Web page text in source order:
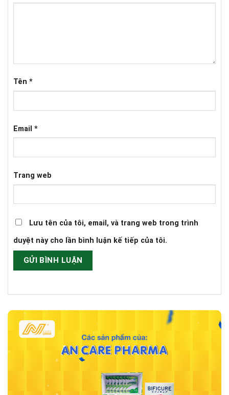
Tên *
Email *
Trang web
Lưu tên của tôi, email, và trang web trong trình
duyệt này cho lần bình luận kế tiếp của tôi.